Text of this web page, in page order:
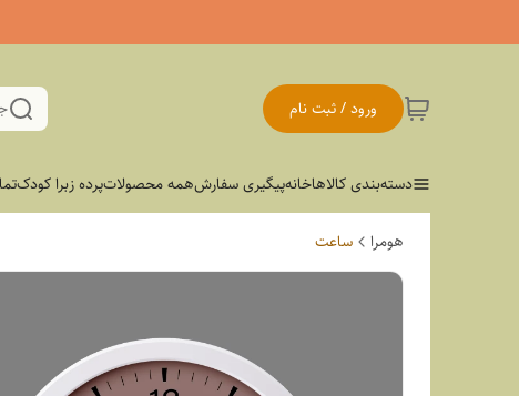
ورود / ثبت نام
دسته‌بندی کالاهاخانهپیگیری سفارشهمه محصولاتپرده زبرا کودک
هومرا ساعت